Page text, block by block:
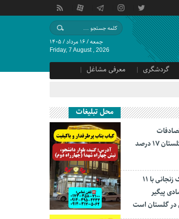
جمعه / ۱۶ مرداد / ۱۴۰۵
Friday, 7 August , 2026
گردشگری
معرفی مشاغل
درون‌شهری گلستان ۱۷ درصد
استاندار: بابک زنجانی با ۱۱
پیگیر
در گلستان است
محل تبلیغات